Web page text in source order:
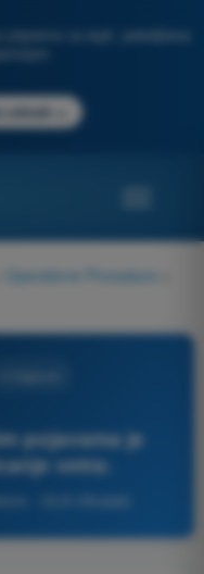
za ispit, poboljšana
odmah
Operativne Procedure
pojavama je
vetra: